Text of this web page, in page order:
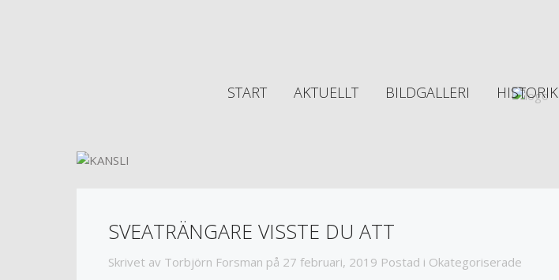
START AKTUELLT BILDGALLERI HISTORIK
SVEATRÄNGARE VISSTE DU ATT
Skrivet av Torbjörn Forsman på 27 februari, 2019 Postad i Okategoriserade